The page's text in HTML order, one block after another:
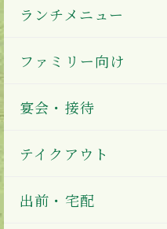
ランチメニュー
ファミリー向け
宴会・接待
テイクアウト
出前・宅配